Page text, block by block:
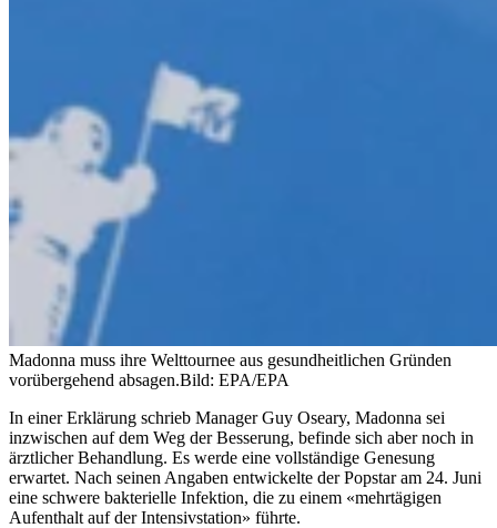
Madonna muss ihre Welttournee aus gesundheitlichen Gründen
vorübergehend absagen.Bild: EPA/EPA
In einer Erklärung schrieb Manager Guy Oseary, Madonna sei
inzwischen auf dem Weg der Besserung, befinde sich aber noch in
ärztlicher Behandlung. Es werde eine vollständige Genesung
erwartet. Nach seinen Angaben entwickelte der Popstar am 24. Juni
eine schwere bakterielle Infektion, die zu einem «mehrtägigen
Aufenthalt auf der Intensivstation» führte.